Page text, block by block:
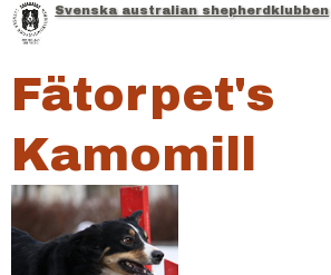
Jump to navigation
Svenska australian shepherdklubben
Fätorpet's
Kamomill